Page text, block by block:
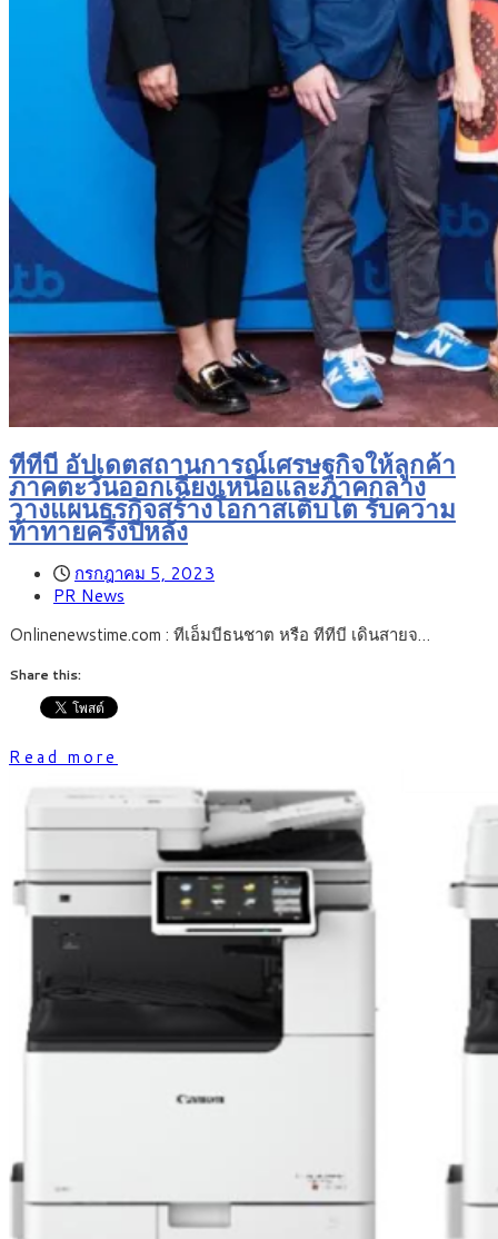
ทีทีบี อัปเดตสถานการณ์เศรษฐกิจให้ลูกค้า
ภาคตะวันออกเฉียงเหนือและภาคกลาง
วางแผนธุรกิจสร้างโอกาสเติบโต รับความ
ท้าทายครึ่งปีหลัง
กรกฎาคม 5, 2023
PR News
Onlinenewstime.com : ทีเอ็มบีธนชาต หรือ ทีทีบี เดินสายจ…
Share this:
Read more